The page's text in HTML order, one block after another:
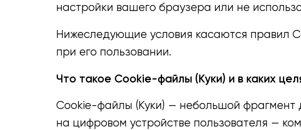
настройки вашего браузера или не
Нижеследующие условия касаются правил
при его пользовании.
Что такое Cookie-файлы (Куки) и в каких
Cookie-файлы (Куки) — небольшой
на цифровом устройстве пользователя —